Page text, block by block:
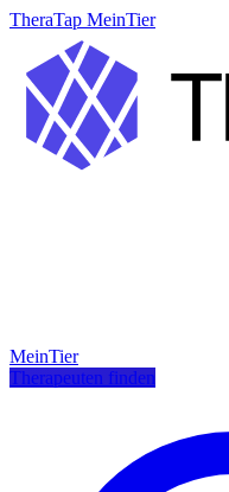
TheraTap MeinTier
MeinTier
Therapeuten finden